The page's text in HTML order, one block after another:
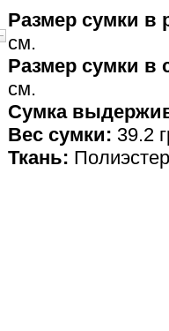
Размер сумки в
см.
Размер сумки
см.
Cумка
Вес сумки: 39.2
Ткань: Полиэстер